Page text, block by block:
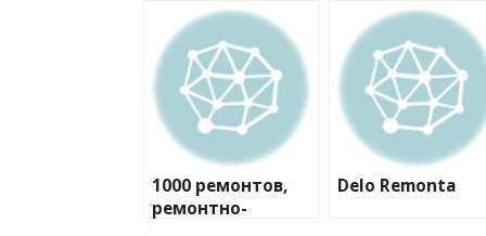
1000 ремонтов,
ремонтно-
Delo Remonta